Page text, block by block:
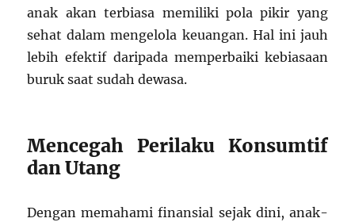
anak akan terbiasa memiliki pola pikir yang
sehat dalam mengelola keuangan. Hal ini jauh
lebih efektif daripada memperbaiki kebiasaan
buruk saat sudah dewasa.
Mencegah Perilaku Konsumtif
dan Utang
Dengan memahami finansial sejak dini, anak-